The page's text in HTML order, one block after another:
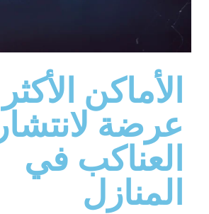
الأماكن الأكثر
عرضة لانتشار
العناكب في
المنازل